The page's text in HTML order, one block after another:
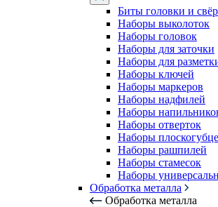
Биты головки и
Наборы выколоток
Наборы головок
Наборы для заточки
Наборы для
Наборы ключей
Наборы маркеров
Наборы надфилей
Наборы
Наборы отверток
Наборы
Наборы рашпилей
Наборы стамесок
Наборы
Обработка металла
Обработка металла